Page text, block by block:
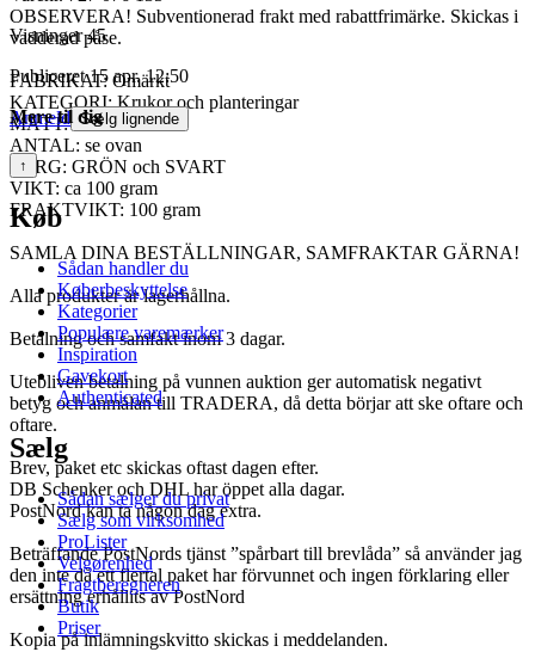
OBSERVERA! Subventionerad frakt med rabattfrimärke. Skickas i
vadderad påse.
FABRIKAT: Omärkt
KATEGORI: Krukor och planteringar
MÅTT: se bilder
ANTAL: se ovan
FÄRG: GRÖN och SVART
VIKT: ca 100 gram
FRAKTVIKT: 100 gram
SAMLA DINA BESTÄLLNINGAR, SAMFRAKTAR GÄRNA!
Alla produkter är lagerhållna.
Betalning och samfakt inom 3 dagar.
Utebliven betalning på vunnen auktion ger automatisk negativt
betyg och anmälan till TRADERA, då detta börjar att ske oftare och
oftare.
Brev, paket etc skickas oftast dagen efter.
DB Schenker och DHL har öppet alla dagar.
PostNord kan ta någon dag extra.
Beträffande PostNords tjänst ”spårbart till brevlåda” så använder jag
den inte då ett flertal paket har förvunnet och ingen förklaring eller
ersättning erhållits av PostNord
Kopia på inlämningskvitto skickas i meddelanden.
Visninger 45
Publiceret 15 apr. 12:50
Anmeld Sælg lignende
Mere til dig
↑
Køb
Sådan handler du
Køberbeskyttelse
Kategorier
Populære varemærker
Inspiration
Gavekort
Authenticated
Sælg
Sådan sælger du privat
Sælg som virksomhed
ProLister
Velgørenhed
Fragtberegneren
Butik
Priser